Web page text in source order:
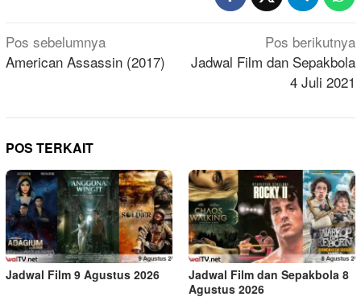
Navigasi
pos
Pos sebelumnya
American Assassin (2017)
Pos berikutnya
Jadwal Film dan Sepakbola
4 Juli 2021
POS TERKAIT
Jadwal Film 9 Agustus 2026
Jadwal Film dan Sepakbola 8
Agustus 2026